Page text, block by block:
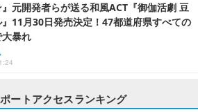
』元開発者らが送る和風ACT『御伽活劇 豆
11月30日発売決定！47都道府県すべての
暴れ
ートアクセスランキング